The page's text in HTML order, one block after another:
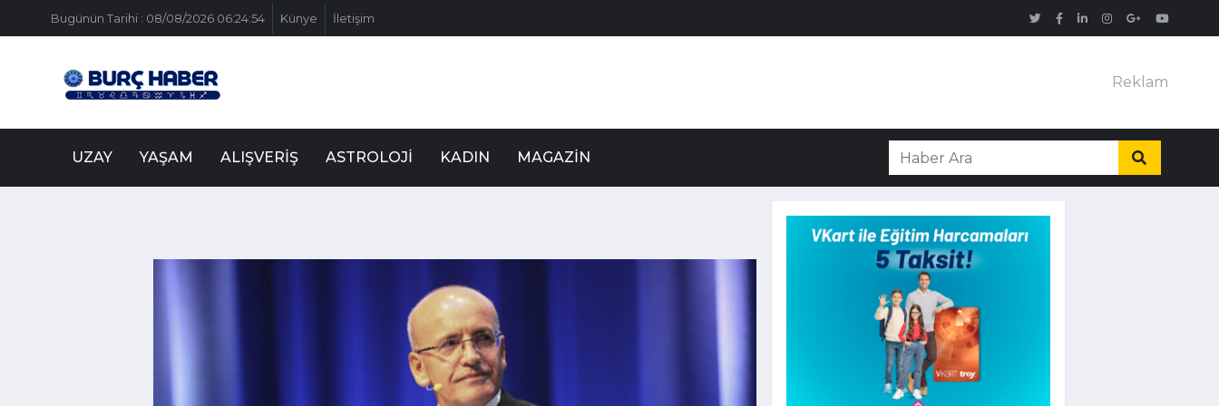
Bugünün Tarihi : 08/08/2026 06:24:54 Künye İletişim
Reklam
UZAY YAŞAM ALIŞVERIŞ ASTROLOJI KADIN MAGAZIN